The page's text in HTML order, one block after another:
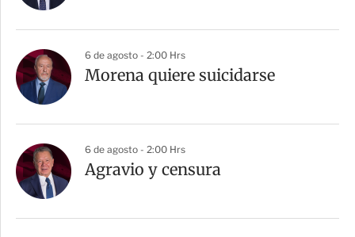
6 de agosto - 2:00 Hrs
Morena quiere suicidarse
6 de agosto - 2:00 Hrs
Agravio y censura